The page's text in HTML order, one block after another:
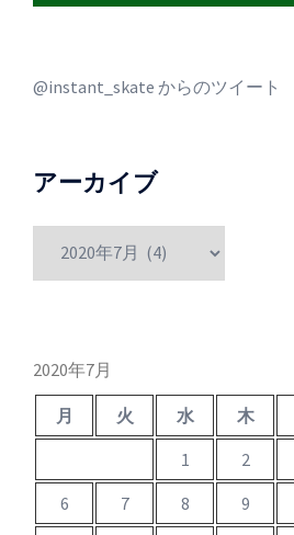
@instant_skate からのツイート
アーカイブ
2020年7月
月 火 水 木
1
2
6
7 8 9